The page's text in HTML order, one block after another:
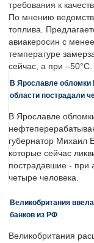
требования к
По мнению
топлива.
авиакеросин с
температуре
сейчас, а при –50°C.
В Ярославле
области пострадали
В Ярославле
губернатор Михаил
которые сейчас
пострадавшие - при
четыре человека.
Великобритания
банков из РФ
Великобритания